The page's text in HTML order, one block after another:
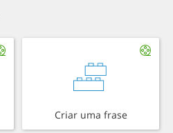
Criar uma frase